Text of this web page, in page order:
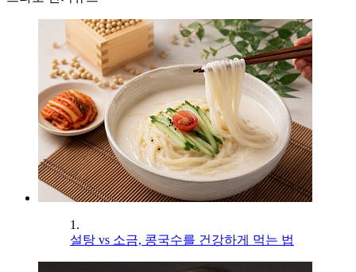
1.
설탕 vs 소금, 콩국수를 건강하게 먹는 법